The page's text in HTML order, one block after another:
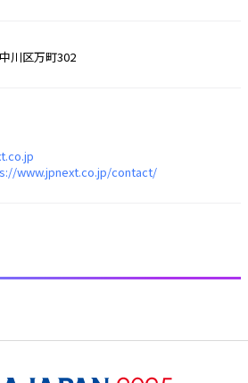
川区万町302
www.jpnext.co.jp/contact/